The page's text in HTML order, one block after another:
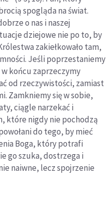
spogląda na świat.
o nas i naszej
dziejowe nie po to, by
zakiełkowało tam,
Jeśli poprzestaniemy
końcu zaprzeczymy
od rzeczywistości, zamiast
Zamkniemy się w sobie,
ciągle narzekać i
które nigdy nie pochodzą
do tego, by mieć
Boga, który potrafi
go szuka, dostrzega i
naiwne, lecz spojrzenie